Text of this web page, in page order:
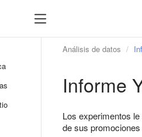
Análisis de datos
Informe
Los experimentos
de sus